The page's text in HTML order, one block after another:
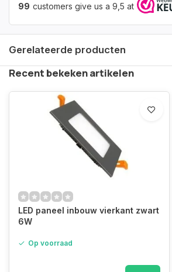
99 customers give us a 9,5 at
Gerelateerde producten
Recent bekeken artikelen
LED paneel inbouw vierkant zwart
6W
Op voorraad